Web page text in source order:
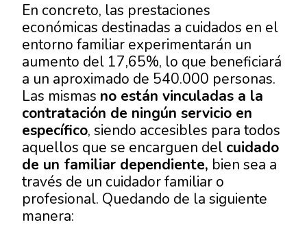
En concreto, las prestaciones
económicas destinadas a cuidados en el
entorno familiar experimentarán un
aumento del 17,65%, lo que beneficiará
a un aproximado de 540.000 personas.
Las mismas no están vinculadas a la
contratación de ningún servicio en
específico, siendo accesibles para todos
aquellos que se encarguen del cuidado
de un familiar dependiente, bien sea a
través de un cuidador familiar o
profesional. Quedando de la siguiente
manera: